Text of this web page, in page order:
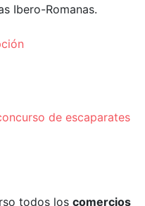
Ibero-Romanas.
de escaparates
todos los comercios